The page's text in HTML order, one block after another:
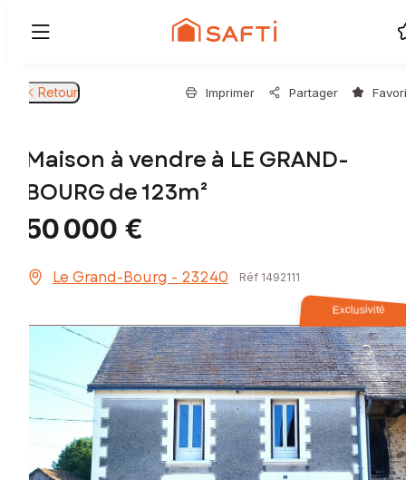
Retour Imprimer Partager
Maison à vendre à LE GRAND-
BOURG de 123m²
50 000 €
Le Grand-Bourg - 23240 Réf 1492111
Exclusivité